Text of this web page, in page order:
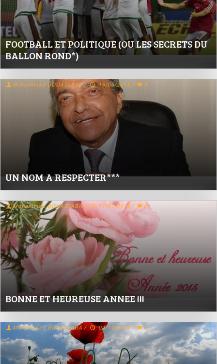
FOOTBALL ET POLITIQUE (OU LES SECRETS DU
BALLON ROND*)
UN NOM A RESPECTER***
Mohammed BOUASSABA / 16/06/2016 / 3
BONNE ET HEUREUSE ANNEE !!!
Mohammed BOUASSABA / 01/01/2015 / 0
Mohammed BOUASSABA / 04/12/2014 / 3